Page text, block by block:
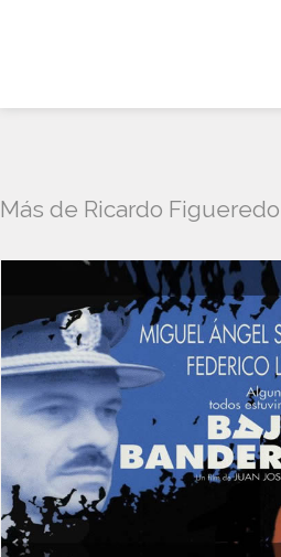
Más de Ricardo